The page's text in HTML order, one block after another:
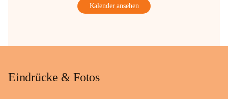
Kalender ansehen
Eindrücke & Fotos